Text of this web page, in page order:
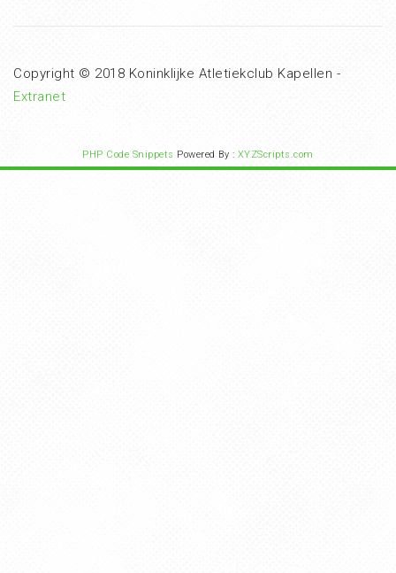
Copyright © 2018 Koninklijke Atletiekclub Kapellen -
Extranet
PHP Code Snippets Powered By : XYZScripts.com